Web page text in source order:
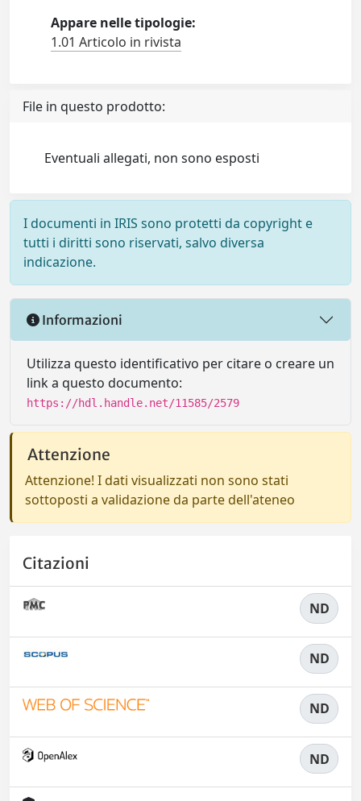
Appare nelle tipologie:
1.01 Articolo in rivista
File in questo prodotto:
Eventuali allegati, non sono esposti
I documenti in IRIS sono protetti da copyright e
tutti i diritti sono riservati, salvo diversa
indicazione.
Informazioni
Utilizza questo identificativo per citare o creare un
link a questo documento:
https://hdl.handle.net/11585/2579
Attenzione
Attenzione! I dati visualizzati non sono stati
sottoposti a validazione da parte dell'ateneo
Citazioni
ND
ND
ND
ND